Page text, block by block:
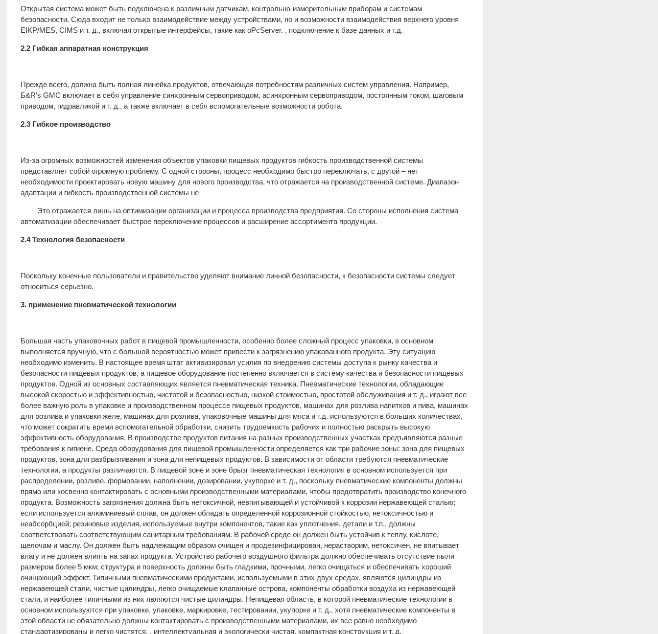
Открытая система может быть подключена к различным датчикам, контрольно-измерительным приборам и системам
безопасности. Сюда входит не только взаимодействие между устройствами, но и возможности взаимодействия верхнего уровня
EIKP/MES, CIMS и т. д., включая открытые интерфейсы, такие как oPcServer. , подключение к базе данных и т.д.
2.2 Гибкая аппаратная конструкция
Прежде всего, должна быть полная линейка продуктов, отвечающая потребностям различных систем управления. Например,
Б&R's GMC включает в себя управление синхронным сервоприводом, асинхронным сервоприводом, постоянным током, шаговым
приводом, гидравликой и т. д., а также включает в себя вспомогательные возможности робота.
2.3 Гибкое производство
Из-за огромных возможностей изменения объектов упаковки пищевых продуктов гибкость производственной системы
представляет собой огромную проблему. С одной стороны, процесс необходимо быстро переключать, с другой – нет
необходимости проектировать новую машину для нового производства, что отражается на производственной системе. Диапазон
адаптации и гибкость производственной системы не
Это отражается лишь на оптимизации организации и процесса производства предприятия. Со стороны исполнения система
автоматизации обеспечивает быстрое переключение процессов и расширение ассортимента продукции.
2.4 Технология безопасности
Поскольку конечные пользователи и правительство уделяют внимание личной безопасности, к безопасности системы следует
относиться серьезно.
3. применение пневматической технологии
Большая часть упаковочных работ в пищевой промышленности, особенно более сложный процесс упаковки, в основном
выполняется вручную, что с большой вероятностью может привести к загрязнению упакованного продукта. Эту ситуацию
необходимо изменить. В настоящее время штат активизировал усилия по внедрению системы доступа к рынку качества и
безопасности пищевых продуктов, а пищевое оборудование постепенно включается в систему качества и безопасности пищевых
продуктов. Одной из основных составляющих является пневматическая техника. Пневматические технологии, обладающие
высокой скоростью и эффективностью, чистотой и безопасностью, низкой стоимостью, простотой обслуживания и т. д., играют все
более важную роль в упаковке и производственном процессе пищевых продуктов, машинах для розлива напитков и пива, машинах
для розлива и упаковки желе, машинах для розлива, упаковочные машины для мяса и т.д. используются в больших количествах,
что может сократить время вспомогательной обработки, снизить трудоемкость рабочих и полностью раскрыть высокую
эффективность оборудования. В производстве продуктов питания на разных производственных участках предъявляются разные
требования к гигиене. Среда оборудования для пищевой промышленности определяется как три рабочие зоны: зона для пищевых
продуктов, зона для разбрызгивания и зона для непищевых продуктов. В зависимости от области требуются пневматические
технологии, а продукты различаются. В пищевой зоне и зоне брызг пневматическая технология в основном используется при
распределении, розливе, формовании, наполнении, дозировании, укупорке и т. д., поскольку пневматические компоненты должны
прямо или косвенно контактировать с основными производственными материалами, чтобы предотвратить производство конечного
продукта. Возможность загрязнения должна быть нетоксичной, невпитывающей и устойчивой к коррозии нержавеющей сталью;
если используется алюминиевый сплав, он должен обладать определенной коррозионной стойкостью, нетоксичностью и
неабсорбцией; резиновые изделия, используемые внутри компонентов, такие как уплотнения, детали и т.п., должны
соответствовать соответствующим санитарным требованиям. В рабочей среде он должен быть устойчив к теплу, кислоте,
щелочам и маслу. Он должен быть надлежащим образом очищен и продезинфицирован, нерастворим, нетоксичен, не впитывает
влагу и не должен влиять на запах продукта. Устройство рабочего воздушного фильтра должно обеспечивать отсутствие пыли
размером более 5 мкм; структура и поверхность должны быть гладкими, прочными, легко очищаться и обеспечивать хороший
очищающий эффект. Типичными пневматическими продуктами, используемыми в этих двух средах, являются цилиндры из
нержавеющей стали, чистые цилиндры, легко очищаемые клапанные острова, компоненты обработки воздуха из нержавеющей
стали, и наиболее типичными из них являются чистые цилиндры. Непищевая область, в которой пневматические технологии в
основном используются при упаковке, упаковке, маркировке, тестировании, укупорке и т. д., хотя пневматические компоненты в
этой области не обязательно должны контактировать с производственными материалами, их все равно необходимо
стандартизированы и легко чистятся. , интеллектуальная и экологически чистая, компактная конструкция и т. д.